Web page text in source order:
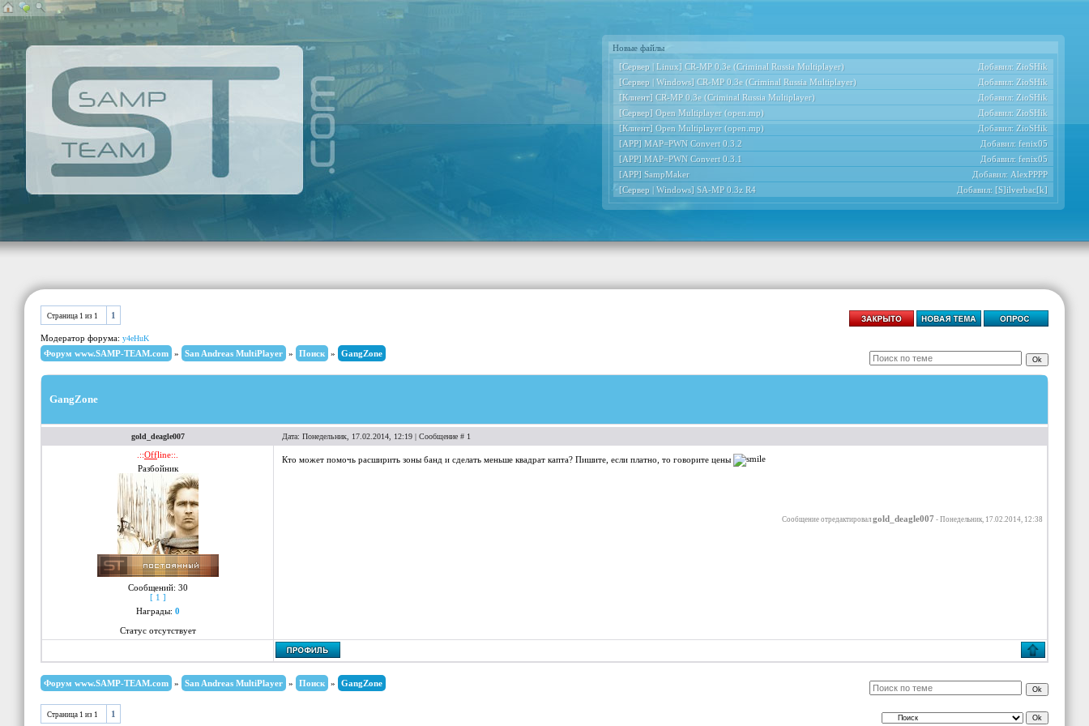
Новые файлы
[Сервер | Linux] CR-MP 0.3e (Criminal Russia Multiplayer)
Добавил: ZioSHik
[Сервер | Windows] CR-MP 0.3e (Criminal Russia Multiplayer)
Добавил: ZioSHik
[Клиент] CR-MP 0.3e (Criminal Russia Multiplayer)
Добавил: ZioSHik
[Сервер] Open Multiplayer (open.mp)
Добавил: ZioSHik
[Клиент] Open Multiplayer (open.mp)
Добавил: ZioSHik
[APP] MAP=PWN Convert 0.3.2
Добавил: fenix05
[APP] MAP=PWN Convert 0.3.1
Добавил: fenix05
[APP] SampMaker
Добавил: AlexPPPP
[Сервер | Windows] SA-MP 0.3z R4
Добавил: [S]ilverbac[k]
Страница 1 из 1 1
Модератор форума: y4eHuK
Форум www.SAMP-TEAM.com » San Andreas MultiPlayer » Поиск » GangZone
GangZone
gold_deagle007 Дата: Понедельник, 17.02.2014, 12:19 | Сообщение # 1
.::Offline::.
Разбойник
Сообщений: 30
[ 1 ]
Награды: 0
Статус отсутствует
Кто может помочь расширить зоны банд и сделать меньше квадрат капта? Пишите, если платно, то говорите цены
Сообщение отредактировал gold_deagle007 - Понедельник, 17.02.2014, 12:38
Форум www.SAMP-TEAM.com » San Andreas MultiPlayer » Поиск » GangZone
Страница 1 из 1 1